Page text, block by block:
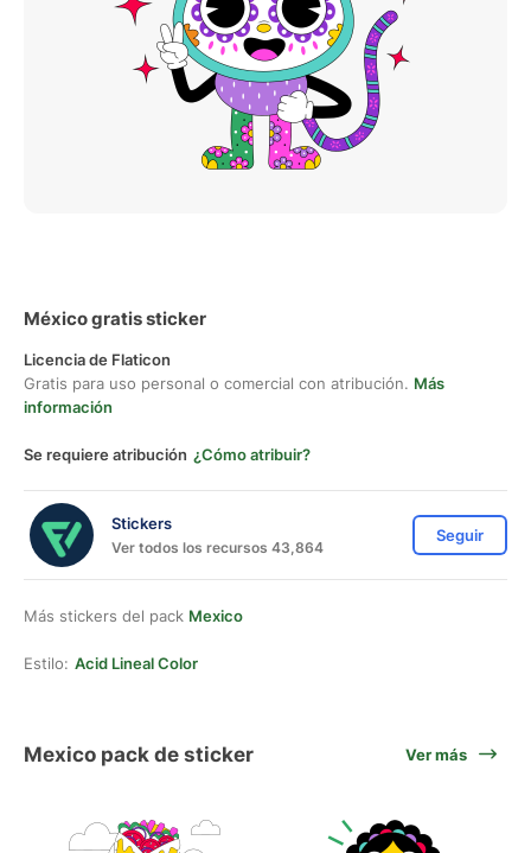
México gratis sticker
Licencia de Flaticon
Gratis para uso personal o comercial con atribución. Más
información
Se requiere atribución ¿Cómo atribuir?
Stickers
Ver todos los recursos 43,864
Seguir
Más stickers del pack Mexico
Estilo: Acid Lineal Color
Mexico pack de sticker Ver más